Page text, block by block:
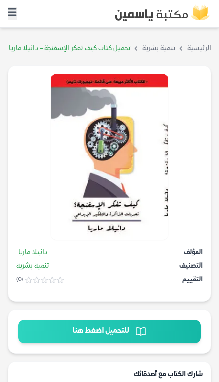
الرئيسية تنمية بشرية تحميل كتاب كيف تفكر الإسفنجة – دانيلا ماريا
المؤلف
دانيلا ماريا
التصنيف
تنمية بشرية
التقييم
(0)
للتحميل اضغط هنا
شارك الكتاب مع أصدقائك